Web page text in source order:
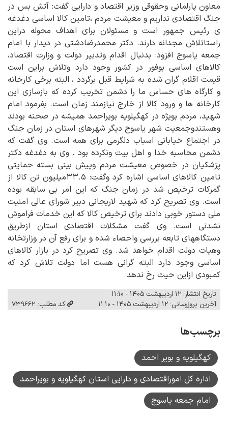
معاون پارلمانی وحقوقی وزیر اقتصاد و دارایی گفت: آتش بس در
جنگ اقتصادی نداریم و معیشت مردم ،تامین کالا اساسی دغدغه
ی رئیس جمهور است و مسئولان برای اهداف محوله دراین
راستاتلاش مجدانه دارند. دکتر محمدرضادشتی در دیدار با امام
جمعه یاسوج افزود: بدنبال اقدام وتدبیر دولت و وزارت اقتصاد،
کالاهای اساسی بوفور در کشور وجود دارد وتلاش براین است
قیمت اقلام گران شده به شرایط قبل برگردد ، البته برخی کارخانه
و کارگاه های حساس ما را دشمن تخریب کرده که بازسازی این
کارخانه ها و ورود کالا از خارج نیازمند زمان است. بفرمود امام
شهید، مردم بویژه در کهگیلویه بویراحمد همیشه در صحنه بودند
وهستندوجمعیت شهر یاسوج دیگر شهرهای استان در زمان جنگ
در اجتماع خیابانی اسباب دلگرمی برای همه است. وی گفت که
دشمن محاسبه خدا و اهل بیت ونکرده بود . وی به دغدغه دکتر
پزشکیان در خصوص معیشت مردم وپیش بینی بسته حمایتی
تامین کالاهای اساسی اشاره کرد وگفت: ۳۳.۵میلیون تن کالا از
گمرکات ترخیص شد در زمان جنگ که این امر بی سابقه بوده
است. وی تصریح کرد که شهید لاریجانی دبیر شورای عالی امنیت
ملی دستور خوبی دادند برای ترخیص کالا که این خدمات فراموش
نشدنی است. وی گفت مشکلات اقتصادی استان ازطریق
دستگاههای تابعه بررسی واحصاء شده و برای رفع آن در وزارتخانه
وهیات دولت اقدام خواهد شد. وی تصریح کرد در بازار کالاهای
اساسی وجود دارد البته گرانی هست اما دولت تلاش کرد که
کمبودی ازاین حیث رخ ندهد
تاریخ انتشار: ۱۲ اردیبهشت ۱۴۰۵ - ۱۱:۱۰
آخرین بروزرسانی: ۱۲ اردیبهشت ۱۴۰۵ - ۱۱:۱۰
کد مطلب: 739662
برچسب‌ها
کهگیلویه و بویر احمد
اداره کل اموراقتصادی و دارایی استان کهگیلویه و بویراحمد
امام جمعه یاسوج